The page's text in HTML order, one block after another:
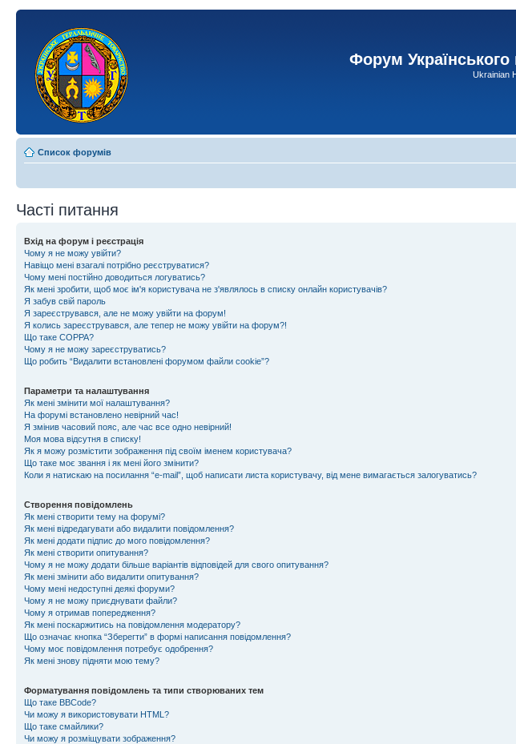
Форум Українського
Ukrainian
Список форумів
Часті питання
Вхід на форум і реєстрація
Чому я не можу увійти?
Навіщо мені взагалі потрібно реєструватися?
Чому мені постійно доводиться логуватись?
Як мені зробити, щоб моє ім'я користувача не з'являлось в списку онлайн користувачів?
Я забув свій пароль
Я зареєструвався, але не можу увійти на форум!
Я колись зареєструвався, але тепер не можу увійти на форум?!
Що таке COPPA?
Чому я не можу зареєструватись?
Що робить “Видалити встановлені форумом файли cookie”?
Параметри та налаштування
Як мені змінити мої налаштування?
На форумі встановлено невірний час!
Я змінив часовий пояс, але час все одно невірний!
Моя мова відсутня в списку!
Як я можу розмістити зображення під своїм іменем користувача?
Що таке моє звання і як мені його змінити?
Коли я натискаю на посилання “e-mail”, щоб написати листа користувачу, від мене вимагається залогуватись?
Створення повідомлень
Як мені створити тему на форумі?
Як мені відредагувати або видалити повідомлення?
Як мені додати підпис до мого повідомлення?
Як мені створити опитування?
Чому я не можу додати більше варіантів відповідей для свого опитування?
Як мені змінити або видалити опитування?
Чому мені недоступні деякі форуми?
Чому я не можу приєднувати файли?
Чому я отримав попередження?
Як мені поскаржитись на повідомлення модератору?
Що означає кнопка “Зберегти” в формі написання повідомлення?
Чому моє повідомлення потребує одобрення?
Як мені знову підняти мою тему?
Форматування повідомлень та типи створюваних тем
Що таке BBCode?
Чи можу я використовувати HTML?
Що таке смайлики?
Чи можу я розміщувати зображення?